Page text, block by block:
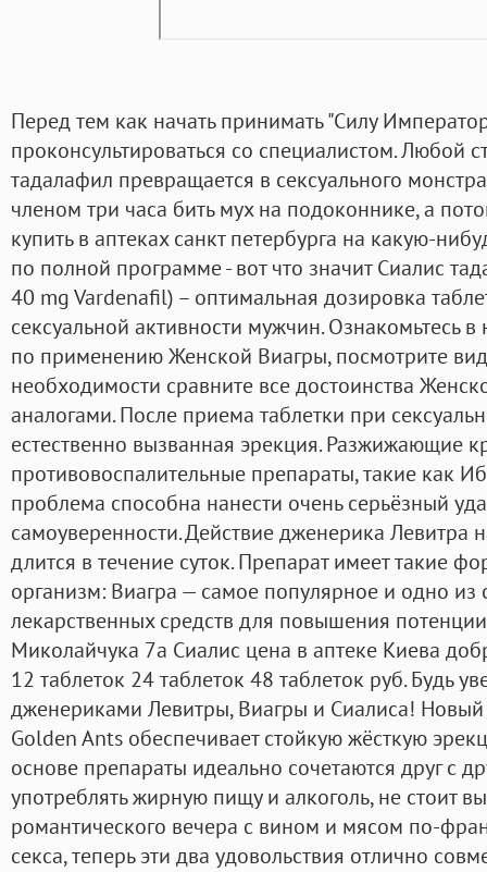
Перед тем как начать принимать "Силу
проконсультироваться со специалистом. Любой
тадалафил превращается в сексуального
членом три часа бить мух на подоконнике, а
купить в аптеках санкт петербурга на какую-
по полной программе - вот что значит Сиалис
40 mg Vardenafil) – оптимальная дозировка
сексуальной активности мужчин. Ознакомьтесь
по применению Женской Виагры, посмотрите
необходимости сравните все достоинства
аналогами. После приема таблетки при
естественно вызванная эрекция. Разжижающие
противовоспалительные препараты, такие как
проблема способна нанести очень серьёзный
самоуверенности. Действие дженерика Левитра
длится в течение суток. Препарат имеет такие
организм: Виагра — самое популярное и одно
лекарственных средств для повышения
Миколайчука 7а Сиалис цена в аптеке Киева
12 таблеток 24 таблеток 48 таблеток руб. Будь
дженериками Левитры, Виагры и Сиалиса!
Golden Ants обеспечивает стойкую жёсткую
основе препараты идеально сочетаются друг с
употреблять жирную пищу и алкоголь, не стоит
романтического вечера с вином и мясом по-
секса, теперь эти два удовольствия отлично